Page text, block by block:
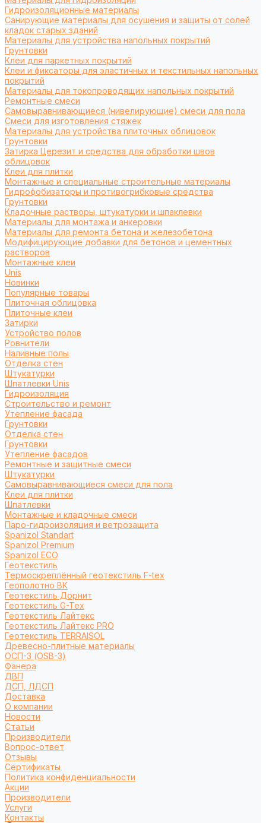
Гидроизоляционные материалы
Санирующие материалы для осушения и защиты от солей
кладок старых зданий
Материалы для устройства напольных покрытий
Грунтовки
Клеи для паркетных покрытий
Клеи и фиксаторы для эластичных и текстильных напольных
покрытий
Материалы для токопроводящих напольных покрытий
Ремонтные смеси
Самовыравнивающиеся (нивелирующие) смеси для пола
Смеси для изготовления стяжек
Материалы для устройства плиточных облицовок
Грунтовки
Затирка Церезит и средства для обработки швов
облицовок
Клеи для плитки
Монтажные и специальные строительные материалы
Гидрофобизаторы и противогрибковые средства
Грунтовки
Кладочные растворы, штукатурки и шпаклевки
Материалы для монтажа и анкеровки
Материалы для ремонта бетона и железобетона
Модифицирующие добавки для бетонов и цементных
растворов
Монтажные клеи
Unis
Новинки
Популярные товары
Плиточная облицовка
Плиточные клеи
Затирки
Устройство полов
Ровнители
Наливные полы
Отделка стен
Штукатурки
Шпатлевки Unis
Гидроизоляция
Строительство и ремонт
Утепление фасада
Грунтовки
Отделка стен
Грунтовки
Утепление фасадов
Ремонтные и защитные смеси
Штукатурки
Самовыравнивающиеся смеси для пола
Клеи для плитки
Шпатлевки
Монтажные и кладочные смеси
Паро-гидроизоляция и ветрозащита
Spanizol Standart
Spanizol Premium
Spanizol ECO
Геотекстиль
Термоскреплённый геотекстиль F-tex
Геополотно ВК
Геотекстиль Дорнит
Геотекстиль G-Tex
Геотекстиль Лайтекс
Геотекстиль Лайтекс PRO
Геотекстиль TERRAISOL
Древесно-плитные материалы
ОСП-3 (OSB-3)
Фанера
ДВП
ДСП, ЛДСП
Доставка
О компании
Новости
Статьи
Производители
Вопрос-ответ
Отзывы
Сертификаты
Политика конфиденциальности
Акции
Производители
Услуги
Контакты